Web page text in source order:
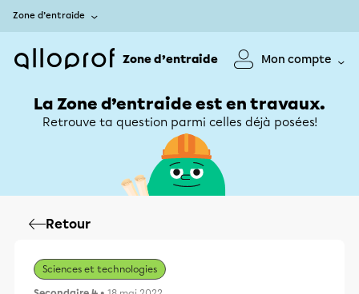
Zone d’entraide
Zone d’entraide Mon compte
La Zone d’entraide est en travaux.
Retrouve ta question parmi celles déjà posées!
Retour
Sciences et technologies